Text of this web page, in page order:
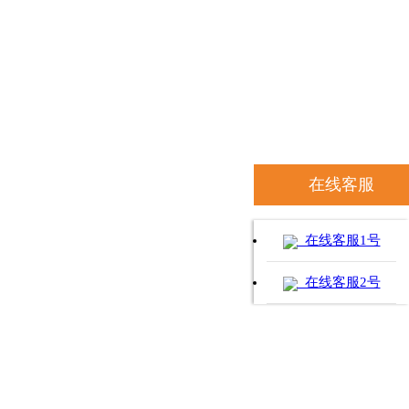
在线客服
在线客服1号
在线客服2号